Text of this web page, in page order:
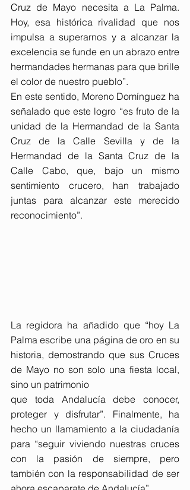
Cruz de Mayo necesita a La Palma.
Hoy, esa histórica rivalidad que nos
impulsa a superarnos y a alcanzar la
excelencia se funde en un abrazo entre
hermandades hermanas para que brille
el color de nuestro pueblo”.
En este sentido, Moreno Domínguez ha
señalado que este logro “es fruto de la
unidad de la Hermandad de la Santa
Cruz de la Calle Sevilla y de la
Hermandad de la Santa Cruz de la
Calle Cabo, que, bajo un mismo
sentimiento crucero, han trabajado
juntas para alcanzar este merecido
reconocimiento”.
La regidora ha añadido que “hoy La
Palma escribe una página de oro en su
historia, demostrando que sus Cruces
de Mayo no son solo una fiesta local,
sino un patrimonio
que toda Andalucía debe conocer,
proteger y disfrutar”. Finalmente, ha
hecho un llamamiento a la ciudadanía
para “seguir viviendo nuestras cruces
con la pasión de siempre, pero
también con la responsabilidad de ser